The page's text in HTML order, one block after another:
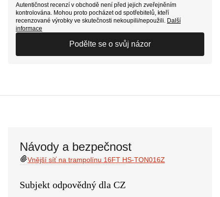
Autentičnost recenzí v obchodě není před jejich zveřejněním
kontrolována. Mohou proto pocházet od spotřebitelů, kteří
recenzované výrobky ve skutečnosti nekoupili/nepoužili. Další
informace
Podělte se o svůj názor
Návody a bezpečnost
Vnější síť na trampolínu 16FT HS-TON016Z
Subjekt odpovědný dla CZ